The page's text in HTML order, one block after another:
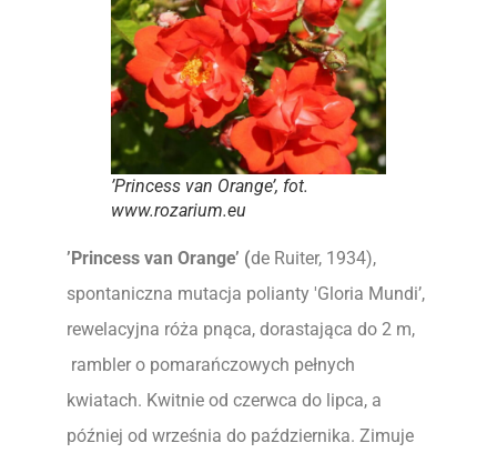
’Princess van Orange’, fot.
www.rozarium.eu
’Princess van Orange’ (de Ruiter, 1934),
spontaniczna mutacja polianty 'Gloria Mundi’,
rewelacyjna róża pnąca, dorastająca do 2 m,
rambler o pomarańczowych pełnych
kwiatach. Kwitnie od czerwca do lipca, a
później od września do października. Zimuje